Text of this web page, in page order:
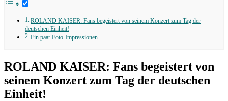
ROLAND KAISER: Fans begeistert von seinem Konzert zum Tag der
deutschen Einheit!
Ein paar Foto-Impressionen
ROLAND KAISER: Fans begeistert von
seinem Konzert zum Tag der deutschen
Einheit!